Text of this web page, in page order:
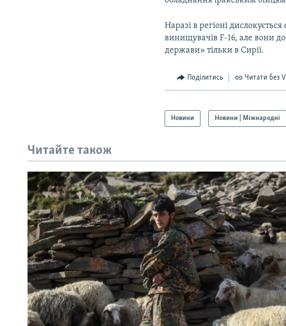
Наразі в регіоні
винищувачів F-16, але вони
держави» тільки в Сирії.
Поділитись Читати без
Новини Новини | Міжнародні
Читайте також